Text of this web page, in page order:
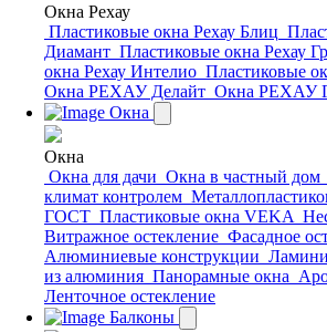
Окна Рехау
Пластиковые окна Рехау Блиц
Диамант Пластиковые окна Рехау
окна Рехау Интелио Пластиковые
Окна РЕХАУ Делайт Окна РЕХАУ
Окна
Окна
Окна для дачи Окна в частный дом
климат контролем
ГОСТ Пластиковые окна VEKA
Витражное остекление Фасадное
Алюминиевые конструкции
из алюминия Панорамные окна
Ленточное остекление
Балконы